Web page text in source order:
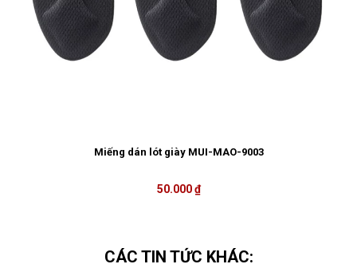
Miếng dán lót giày MUI-MAO-9003
50.000 ₫
CÁC TIN TỨC KHÁC: